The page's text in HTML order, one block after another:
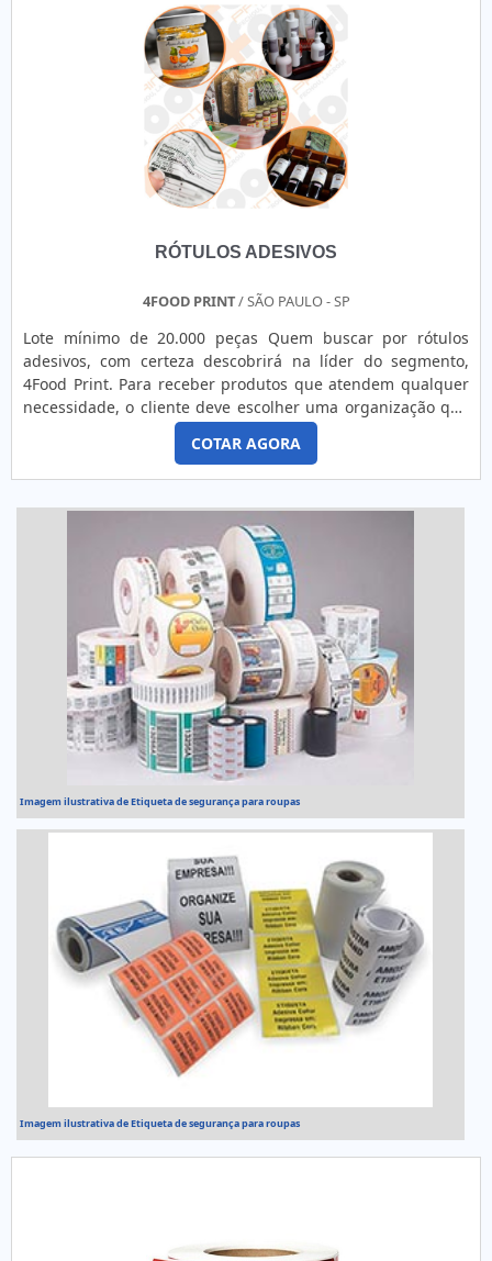
RÓTULOS ADESIVOS
4FOOD PRINT/ SÃO PAULO - SP
Lote mínimo de 20.000 peças Quem buscar por rótulos
adesivos, com certeza descobrirá na líder do segmento,
4Food Print. Para receber produtos que atendem qualquer
necessidade, o cliente deve escolher uma organização que
se destaque por um bom suporte pré-venda e tenha ampla
experiência no ramo.MAIS DETALHES INTERESSANTES
SOBRE RÓTULOS ADESIVOSQuem precisa de rótulos
COTAR AGORA
Imagem ilustrativa de Etiqueta de segurança para roupas
Imagem ilustrativa de Etiqueta de segurança para roupas